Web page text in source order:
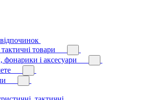
тактичні товари
фонарики і аксесуари